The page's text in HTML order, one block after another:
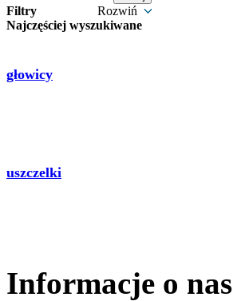
Filtry
Rozwiń
Najczęściej wyszukiwane
głowicy
uszczelki
Informacje o nas